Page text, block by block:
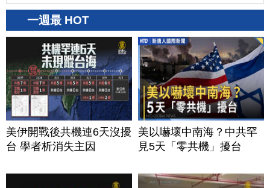
一週最 HOT
美伊開戰後共機連6天沒擾
台 學者析消失主因
美以嚇壞中南海？中共罕
見5天「零共機」擾台